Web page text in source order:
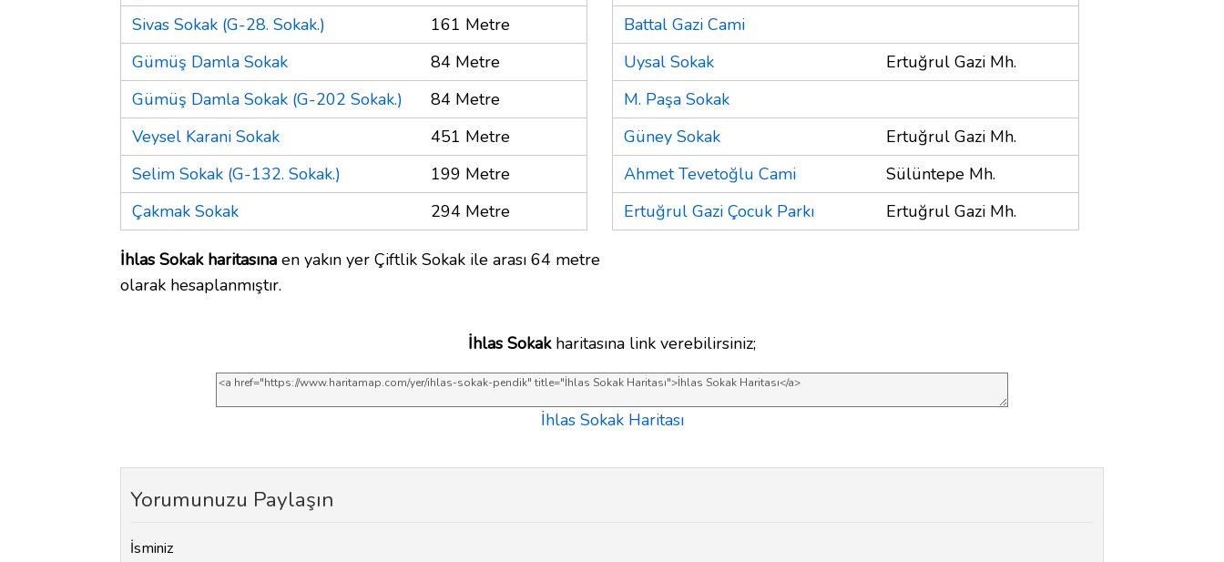
Sivas Sokak (G-28. Sokak.)
161 Metre
Gümüş Damla Sokak
84 Metre
Gümüş Damla Sokak (G-202 Sokak.)
84 Metre
Veysel Karani Sokak
451 Metre
Selim Sokak (G-132. Sokak.)
199 Metre
Çakmak Sokak
294 Metre
İhlas Sokak haritasına en yakın yer Çiftlik Sokak ile arası 64 metre
olarak hesaplanmıştır.
Battal Gazi Cami
Uysal Sokak
Ertuğrul Gazi Mh.
M. Paşa Sokak
Güney Sokak
Ertuğrul Gazi Mh.
Ahmet Tevetoğlu Cami
Sülüntepe Mh.
Ertuğrul Gazi Çocuk Parkı
Ertuğrul Gazi Mh.
İhlas Sokakharitasına link verebilirsiniz;
İhlas Sokak Haritası
Yorumunuzu Paylaşın
İsminiz